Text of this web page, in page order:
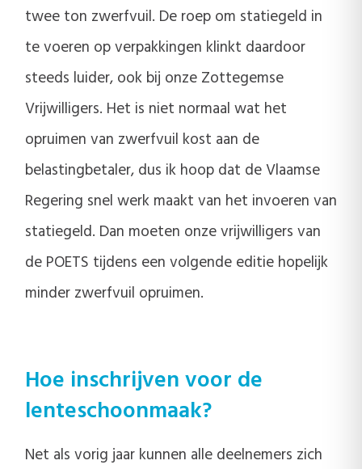
twee ton zwerfvuil. De roep om statiegeld in
te voeren op verpakkingen klinkt daardoor
steeds luider, ook bij onze Zottegemse
Vrijwilligers. Het is niet normaal wat het
opruimen van zwerfvuil kost aan de
belastingbetaler, dus ik hoop dat de Vlaamse
Regering snel werk maakt van het invoeren van
statiegeld. Dan moeten onze vrijwilligers van
de POETS tijdens een volgende editie hopelijk
minder zwerfvuil opruimen.
Hoe inschrijven voor de
lenteschoonmaak?
Net als vorig jaar kunnen alle deelnemers zich